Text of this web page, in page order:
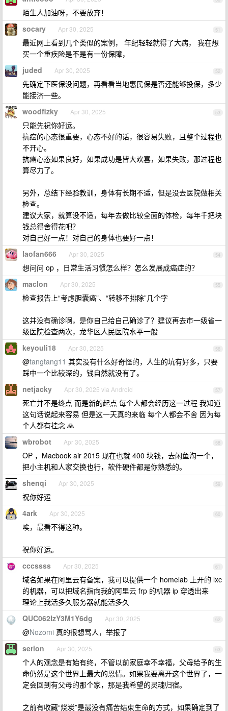
陌生人加油呀，不要放弃！
51
socary Apr 30, 2025
最近网上看到几个类似的案例， 年纪轻轻就得了大病， 我在想
买一个重疾险是不是有一份保障，
52
juded Apr 30, 2025
先确定下医保没问题，再看看当地惠民保是否还能够投保，多少
能接济一些。
53
woodfizky Apr 30, 2025
只能先祝你好运。
抗癌的心态很重要，心态不好的话，很容易失败，且整个过程也
不开心。
抗癌心态如果良好，如果成功是皆大欢喜，如果失败，那过程也
算尽力了。
另外，总结下经验教训，身体有长期不适，但是没去医院做相关
检查。
建议大家，就算没不适，每年去做比较全面的体检，每年千把块
钱总得舍得花吧？
对自己好一点！对自己的身体也要好一点！
54
laofan666 Apr 30, 2025
想问问 op ，日常生活习惯怎么样？怎么发展成癌症的？
55
maclon Apr 30, 2025
检查报告上“考虑胆囊癌”、“转移不排除”几个字
这并没有确诊啊，是你自己给自己确诊了？建议再去市一级省一
级医院检查两次，龙华区人民医院水平一般
56
keyouli18 Apr 30, 2025
@tangtang11 其实没有什么好奇怪的，人生的坑有好多，只要
踩中一个比较深的，钱自然就没有了。
57
netjacky Apr 30, 2025 via Android
死亡并不是终点 而是新的起点 每个人都会经历这一过程 我知道
这句话说起来容易 但是这一天真的来临 每个人都会不舍 因为每
个人都有挂念 🙏
58
wbrobot Apr 30, 2025
OP ，Macbook air 2015 现在也就 400 块钱，去闲鱼淘一个，
把小主机和人家交换也行，软件硬件都是你熟悉的。
59
shenqi Apr 30, 2025
祝你好运
60
4ark Apr 30, 2025
唉，最看不得这种。
祝你好运。
61
cccssss Apr 30, 2025
域名如果在阿里云有备案，我可以提供一个 homelab 上开的 lxc
的机器，可以把域名指向我的阿里云 frp 的机器 ip 穿透出来
理论上我活多久服务器就能活多久
62
QUC062IzY3M1Y6dg Apr 30, 2025
@Nozomi 真的很想骂人，举报了
63
serion Apr 30, 2025
个人的观念是有始有终，不管以前家庭幸不幸福，父母给予的生
命仍然是这个世界上最大的恩情。如果我要离开这个世界了，一
定会回到有父母的那个家，那是我希望的灵魂归宿。
之前有收藏“烧炭”是最没有痛苦结束生命的方式，如果确定到了